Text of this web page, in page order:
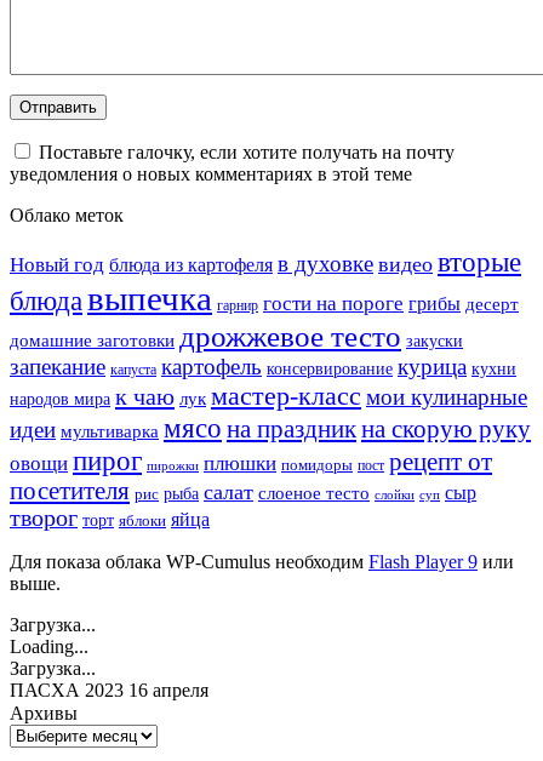
Поставьте галочку, если хотите получать на почту
уведомления о новых комментариях в этой теме
Облако меток
Новый год блюда из картофеля в духовке видео вторые
блюдавыпечка гарнир гости на пороге грибы десерт
домашние заготовки дрожжевое тесто закуски
запекание капуста картофель консервирование курица кухни
народов мира к чаю лук мастер-класс мои кулинарные
идеи мультиварка мясо на праздникна скорую руку
овощи пирог пирожки плюшки помидоры пост рецепт от
посетителя рис рыба салат слоеное тесто слойки суп сыр
творог торт яблоки яйца
Для показа облака WP-Cumulus необходим Flash Player 9 или
выше.
Загрузка...
Loading...
Загрузка...
ПАСХА 2023 16 апреля
Архивы
Архивы